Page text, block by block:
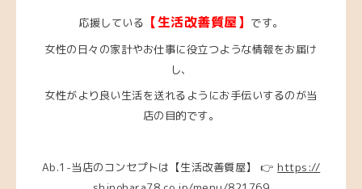
応援している 【生活改善質屋】 です。
女性の日々の家計やお仕事に役立つような情報をお届け
し、
女性がより良い生活を送れるようにお手伝いするのが当
店の目的です。
Ab.1-当店のコンセプトは【生活改善質屋】 👉 https://